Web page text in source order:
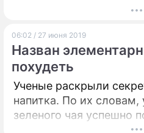
06:02 / 27 июня 2019
Назван
похудеть
Ученые раскрыли
напитка. По их словам,
зеленого чая успешно